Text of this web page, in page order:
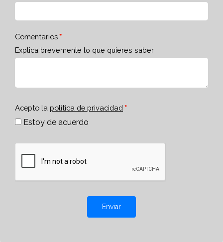
Comentarios
Explica brevemente lo que quieres saber
Acepto la política de privacidad
Estoy de acuerdo
Enviar